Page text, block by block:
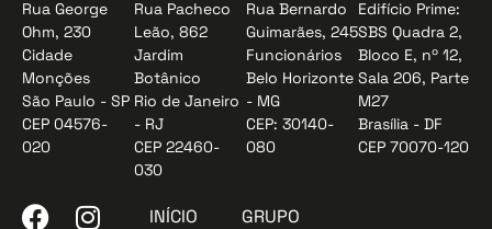
Rua George
Ohm, 230
Cidade
Monções
São Paulo - SP
CEP 04576-
020
Rua Pacheco
Leão, 862
Jardim
Botânico
Rio de Janeiro
- RJ
CEP 22460-
030
Rua Bernardo
Guimarães, 245
Funcionários
Belo Horizonte
- MG
CEP: 30140-
080
Edifício Prime:
SBS Quadra 2,
Bloco E, nº 12,
Sala 206, Parte
M27
Brasília - DF
CEP 70070-120
INÍCIO
GRUPO